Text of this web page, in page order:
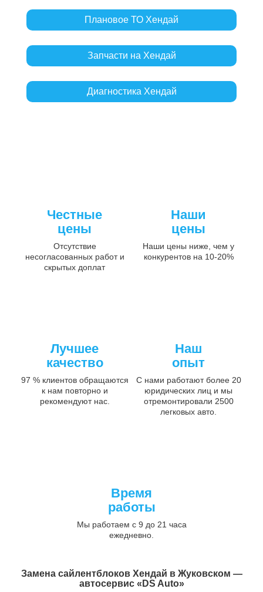
Плановое ТО Хендай
Запчасти на Хендай
Диагностика Хендай
Честные
цены
Отсутствие
несогласованных работ и
скрытых доплат
Наши
цены
Наши цены ниже, чем у
конкурентов на 10-20%
Лучшее
качество
97 % клиентов обращаются
к нам повторно и
рекомендуют нас.
Наш
опыт
С нами работают более 20
юридических лиц и мы
отремонтировали 2500
легковых авто.
Время
работы
Мы работаем с 9 до 21 часа
ежедневно.
Замена сайлентблоков Хендай в Жуковском —
автосервис «DS Auto»